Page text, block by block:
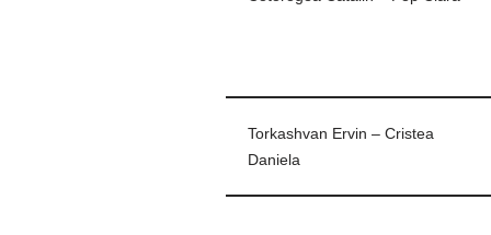
Torkashvan Ervin – Cristea
Daniela